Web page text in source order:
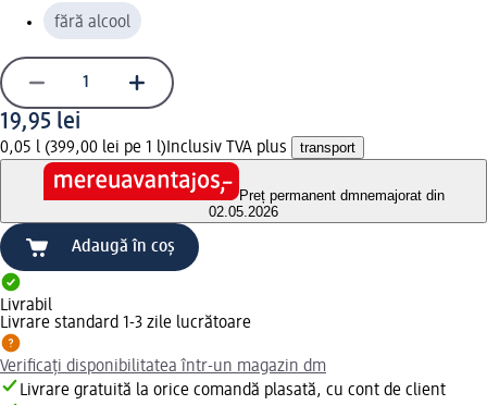
fără alcool
19,95 lei
0,05 l (399,00 lei pe 1 l) Inclusiv TVA plus transport
Preț permanent dmnemajorat din
02.05.2026
Adaugă în coș
Livrabil
Livrare standard 1-3 zile lucrătoare
Verificați disponibilitatea într-un magazin dm
Livrare gratuită la orice comandă plasată, cu cont de client